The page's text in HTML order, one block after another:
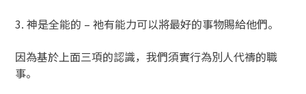
3. 神是全能的 – 祂有能力可以將最好的事物賜給他們。
因為基於上面三項的認識，我們須實行為別人代禱的職
事。